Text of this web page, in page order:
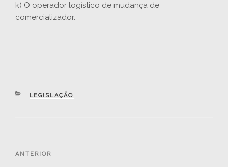
k) O operador logístico de mudança de
comercializador.
CATEGORIAS
LEGISLAÇÃO
Conteúdo
ANTERIOR